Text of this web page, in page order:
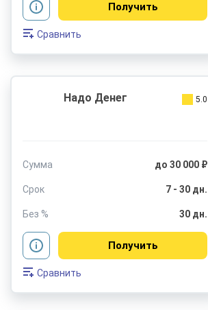
Получить
Сравнить
Надо Денег 5.0
Сумма до 30 000 ₽
Срок 7 - 30 дн.
Без % 30 дн.
Получить
Сравнить